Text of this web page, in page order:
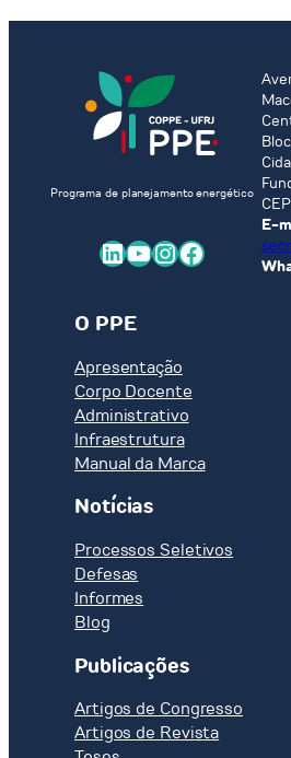
Programa de planejamento energético
LinkedIn Youtube InstagramFacebook
E-
O PPE
Apresentação
Corpo Docente
Administrativo
Infraestrutura
Manual da Marca
Notícias
Processos Seletivos
Defesas
Informes
Blog
Publicações
Artigos de Congresso
Artigos de Revista